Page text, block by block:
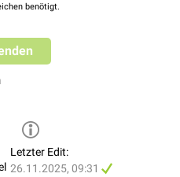
benötigt.
Letzter Edit:
26.11.2025, 09:31